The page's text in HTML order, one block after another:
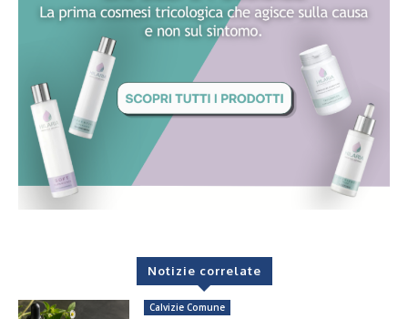
Notizie correlate
Calvizie Comune